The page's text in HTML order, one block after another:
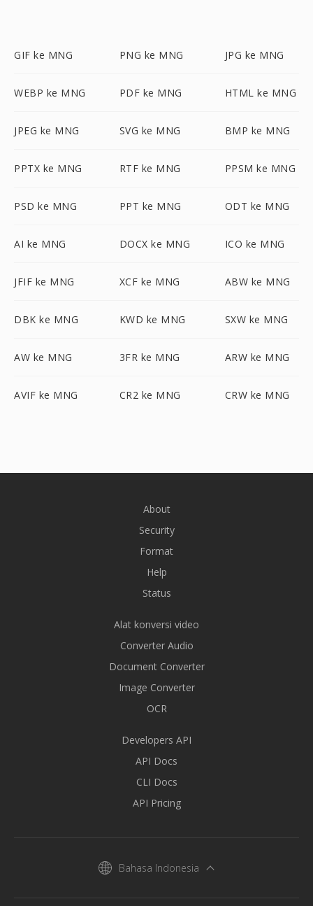
GIF ke MNG PNG ke MNG JPG ke MNG
WEBP ke MNG PDF ke MNG HTML ke MNG
JPEG ke MNG SVG ke MNG BMP ke MNG
PPTX ke MNG RTF ke MNG PPSM ke MNG
PSD ke MNG PPT ke MNG ODT ke MNG
AI ke MNG DOCX ke MNG ICO ke MNG
JFIF ke MNG XCF ke MNG ABW ke MNG
DBK ke MNG KWD ke MNG SXW ke MNG
AW ke MNG 3FR ke MNG ARW ke MNG
AVIF ke MNG CR2 ke MNG CRW ke MNG
About
Security
Format
Help
Status
Alat konversi video
Converter Audio
Document Converter
Image Converter
OCR
Developers API
API Docs
CLI Docs
API Pricing
Bahasa Indonesia